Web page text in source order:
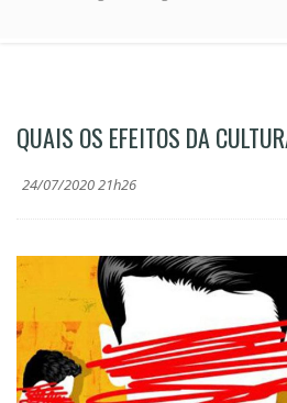
QUAIS OS EFEITOS DA
24/07/2020 21h26